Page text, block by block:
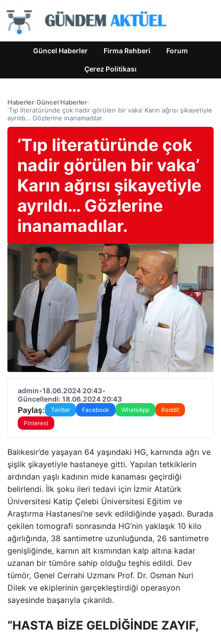
Güncel Haberler Firma Rehberi Forum
Çerez Politikası
Haberler›Güncel Haberler›
‘Tıp literatüründe çok nadir görülen bir vaka’ Karın ağrısı şikayetiyle
ayrıldı… Gözlerine inanamadılar.
‘Tıp literatüründe çok
nadir görülen bir vaka’
Karın ağrısı şikayetiyle
ayrıldı… Gözlerine
inanamadılar.
admin•18.06.2024 20:43•
Güncellendi: 18.06.2024 20:43
Paylaş: Twitter Facebook WhatsApp
Reddit
Pinterest
Balıkesir’de yaşayan 64 yaşındaki HG, karnında ağrı ve
şişlik şikayetiyle hastaneye gitti. Yapılan tetkiklerin
ardından yaşlı kadının mide kanaması geçirdiği
belirlendi. İlk şoku ileri tedavi için İzmir Atatürk
Üniversitesi Katip Çelebi Üniversitesi Eğitim ve
Araştırma Hastanesi’ne sevk edildiğinde yaşadı. Burada
çekilen tomografi sonrasında HG’nin yaklaşık 10 kilo
ağırlığında, 38 santimetre uzunluğunda, 26 santimetre
genişliğinde, karnın alt kısmından kalp altına kadar
uzanan bir tümöre sahip olduğu teşhis edildi. Dev
tümör, Genel Cerrahi Uzmanı Prof. Dr. Osman Nuri
Dilek ve ekiplerinin gerçekleştirdiği operasyon
sayesinde başarıyla çıkarıldı.
“HASTA BİZE GELDİĞİNDE ZAYIF,